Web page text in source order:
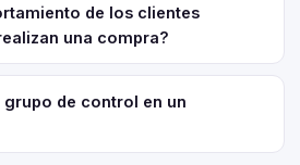
de los clientes
una compra?
de control en un